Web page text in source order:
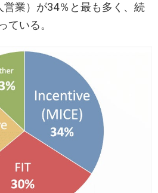
営業）が34％と最も多く、続
ている。